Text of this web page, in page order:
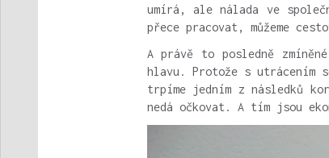
umírá, ale nálada ve
přece pracovat, můžeme
A právě to posledně
hlavu. Protože s
trpíme jedním z následků
nedá očkovat. A tím jsou